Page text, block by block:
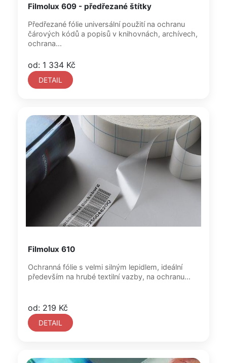
Filmolux 609 - předřezané štítky
Předřezané fólie universální použití na ochranu
čárových kódů a popisů v knihovnách, archívech,
ochrana...
od: 1 334 Kč
DETAIL
Filmolux 610
Ochranná fólie s velmi silným lepidlem, ideální
především na hrubé textilní vazby, na ochranu...
od: 219 Kč
DETAIL